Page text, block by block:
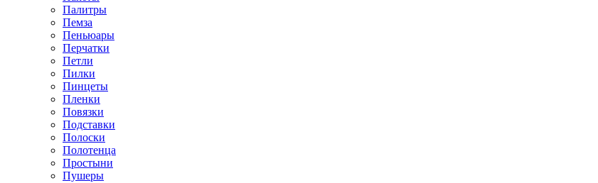
Палитры
Пемза
Пеньюары
Перчатки
Петли
Пилки
Пинцеты
Пленки
Повязки
Подставки
Полоски
Полотенца
Простыни
Пушеры